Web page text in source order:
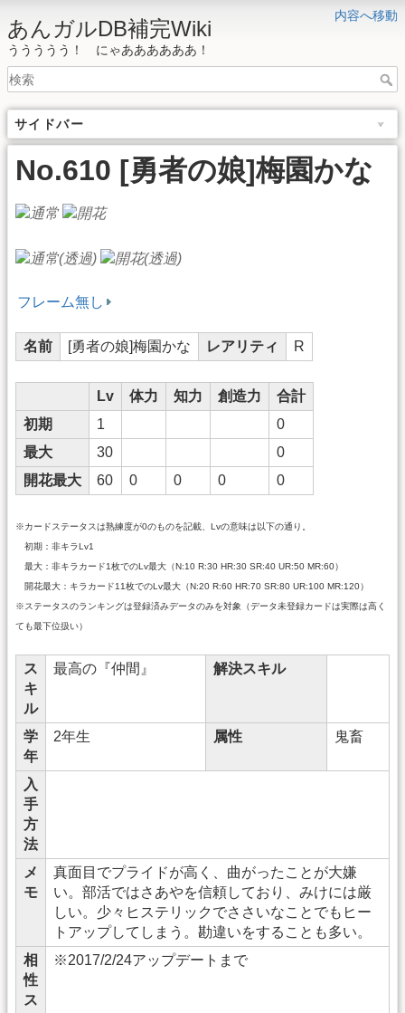
内容へ移動
あんガルDB補完Wiki
ううううう！ にゃああああああ！
サイドバー
No.610 [勇者の娘]梅園かな
フレーム無し
名前 [勇者の娘]梅園かな レアリティ R
Lv 体力 知力 創造力
合計
初期
1
0
最大
30
0
開花最大
60 0 0 0 0
※カードステータスは熟練度が0のものを記載、Lvの意味は以下の通り。
初期：非キラLv1
最大：非キラカード1枚でのLv最大（N:10 R:30 HR:30 SR:40 UR:50 MR:60）
開花最大：キラカード11枚でのLv最大（N:20 R:60 HR:70 SR:80 UR:100 MR:120）
※ステータスのランキングは登録済みデータのみを対象（データ未登録カードは実際は高く
ても最下位扱い）
ス
キ
ル
最高の『仲間』 解決スキル
学
年
2年生 属性 鬼畜
入
手
方
法
メ
モ
真面目でプライドが高く、曲がったことが大嫌
い。部活ではさあやを信頼しており、みけには厳
しい。少々ヒステリックでささいなことでもヒー
トアップしてしまう。勘違いをすることも多い。
相
性
ス
※2017/2/24アップデートまで